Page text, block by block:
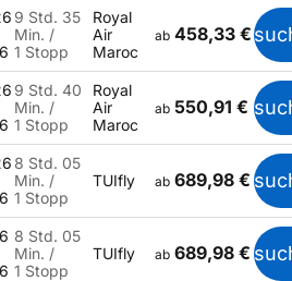
9 Std. 35
Min. /
1 Stopp
Royal
Air
Maroc
ab 458,33 €
9 Std. 40
Min. /
1 Stopp
Royal
Air
Maroc
ab 550,91 €
8 Std. 05
Min. /
1 Stopp
TUIfly ab 689,98 €
8 Std. 05
Min. /
1 Stopp
TUIfly ab 689,98 €